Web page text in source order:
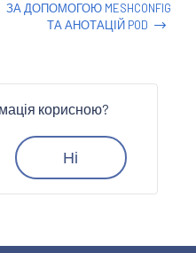
ЗА ДОПОМОГОЮ MESHCONFIG
ТА АНОТАЦІЙ POD
корисною?
Ні